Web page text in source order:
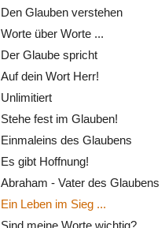
Den Glauben verstehen
Worte über Worte ...
Der Glaube spricht
Auf dein Wort Herr!
Unlimitiert
Stehe fest im Glauben!
Einmaleins des Glaubens
Es gibt Hoffnung!
Abraham - Vater des Glaubens
Ein Leben im Sieg ...
Sind meine Worte wichtig?